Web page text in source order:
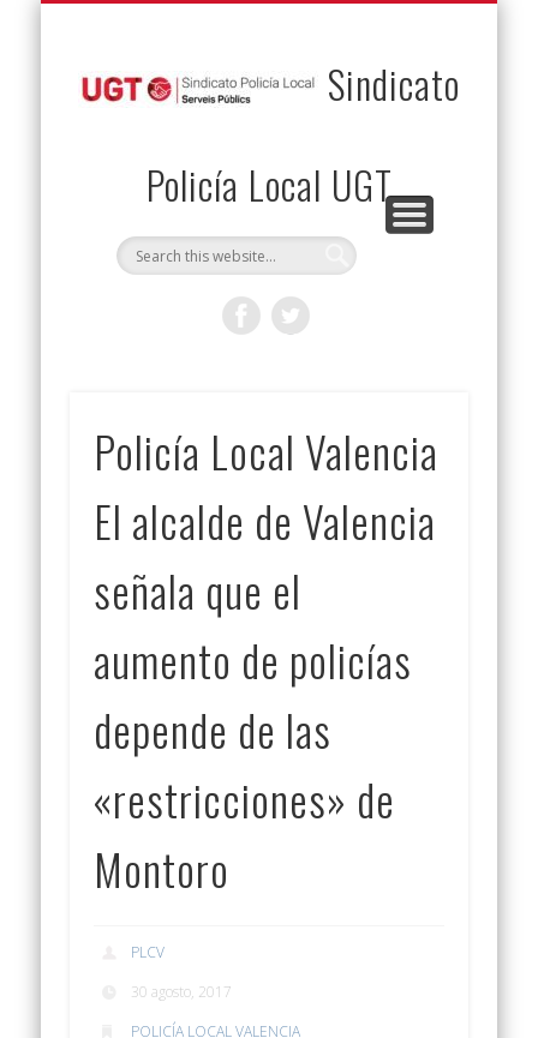
Sindicato
Policía Local UGT
Policía Local Valencia
El alcalde de Valencia
señala que el
aumento de policías
depende de las
«restricciones» de
Montoro
PLCV
30 agosto, 2017
POLICÍA LOCAL VALENCIA